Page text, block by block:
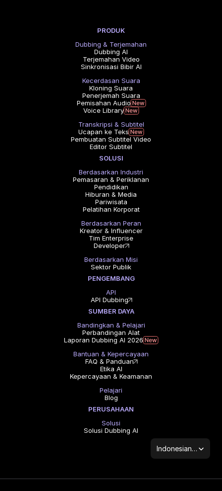
PRODUK
Dubbing & Terjemahan
Dubbing AI
Terjemahan Video
Sinkronisasi Bibir AI
Kecerdasan Suara
Kloning Suara
Penerjemah Suara
Pemisahan Audio
Voice Library
Transkripsi & Subtitel
Ucapan ke Teks
Pembuatan Subtitel Video
Editor Subtitel
SOLUSI
Berdasarkan Industri
Pemasaran & Periklanan
Pendidikan
Hiburan & Media
Pariwisata
Pelatihan Korporat
Berdasarkan Peran
Kreator & Influencer
Tim Enterprise
Developer
Berdasarkan Misi
Sektor Publik
PENGEMBANG
API
API Dubbing
SUMBER DAYA
Bandingkan & Pelajari
Perbandingan Alat
Laporan Dubbing AI 2026
Bantuan & Kepercayaan
FAQ & Panduan
Etika AI
Kepercayaan & Keamanan
Pelajari
Blog
PERUSAHAAN
Solusi
Solusi Dubbing AI
Select Language
Indonesian (Indonesia)